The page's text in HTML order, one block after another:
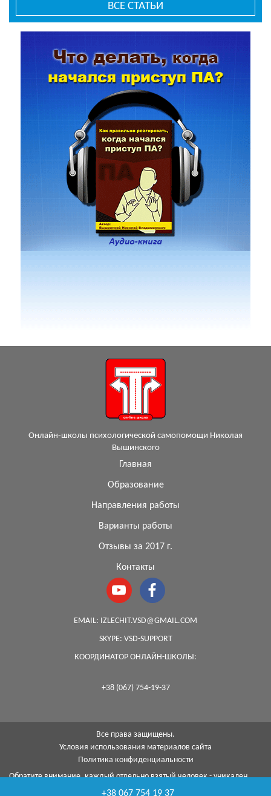
ВСЕ СТАТЬИ
Онлайн-школы психологической самопомощи Николая
Вышинского
Главная
Образование
Направления работы
Варианты работы
Отзывы за 2017 г.
Контакты
EMAIL: IZLECHIT.VSD@GMAIL.COM
SKYPE: VSD-SUPPORT
КООРДИНАТОР ОНЛАЙН-ШКОЛЫ:
+38 (067) 754-19-37
Все права защищены.
Условия использования материалов сайта
Политика конфиденциальности
Обратите внимание, каждый отдельно взятый человек - уникален,
помощью моей методики я смогу помочь каждому...
+38 067 754 19 37